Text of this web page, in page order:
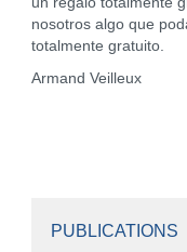
nosotros algo que
totalmente gratuito.
Armand Veilleux
PUBLICATIONS